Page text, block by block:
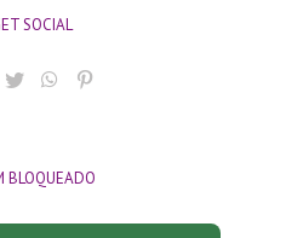
SOCIAL
BLOQUEADO